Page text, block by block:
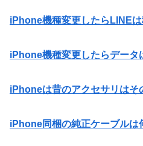
iPhone機種変更したらLINE
iPhone機種変更したらデータ
iPhoneは昔のアクセサリはそ
iPhone同梱の純正ケーブルは